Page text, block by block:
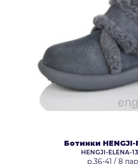
Ботинки HENGJI-
HENGJI-ELENA-
р.36-41 / 8 пар